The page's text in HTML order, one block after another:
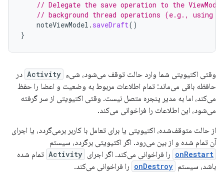
// Delegate the save operation to the
// background thread operations (e.g., using
noteViewModel . saveDraft()
}
وقتی اکتیویتی شما وارد حالت توقف می‌شود، شیء Activity در
حافظه باقی می‌ماند: تمام اطلاعات مربوط به وضعیت و اعضا را حفظ
می‌کند، اما به مدیر پنجره متصل نیست. وقتی اکتیویتی از سر گرفته
می‌شود، این اطلاعات را فراخوانی می‌کند.
از حالت متوقف‌شده، اکتیویتی یا برای تعامل با کاربر برمی‌گردد، یا اجرای
آن تمام شده و از بین می‌رود. اگر اکتیویتی برگردد، سیستم
onRestart را فراخوانی می‌کند. اگر اجرای Activity تمام شده
باشد، سیستم onDestroy را فراخوانی می‌کند.